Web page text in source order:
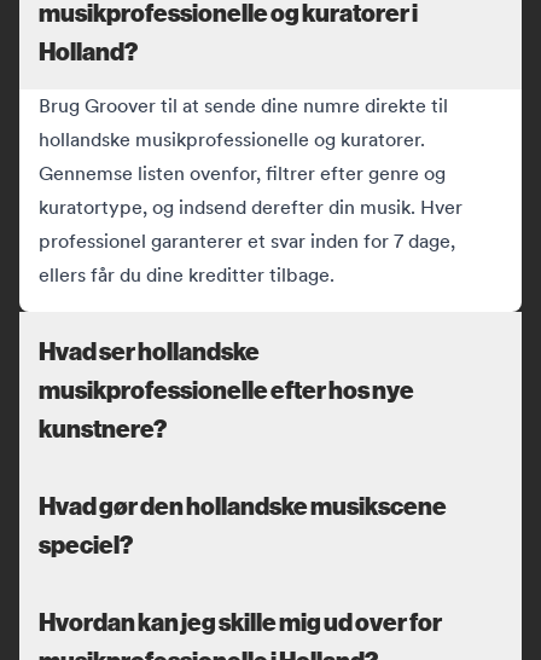
musikprofessionelle og kuratorer i
Holland?
Brug Groover til at sende dine numre direkte til
hollandske musikprofessionelle og kuratorer.
Gennemse listen ovenfor, filtrer efter genre og
kuratortype, og indsend derefter din musik. Hver
professionel garanterer et svar inden for 7 dage,
ellers får du dine kreditter tilbage.
Hvad ser hollandske
musikprofessionelle efter hos nye
kunstnere?
Hvad gør den hollandske musikscene
speciel?
Hvordan kan jeg skille mig ud over for